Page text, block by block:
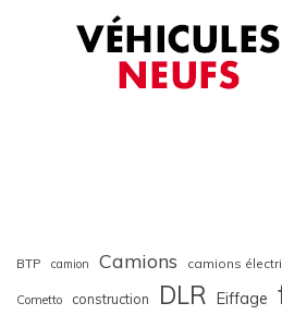
BTP camion Camions camions
Cometto construction DLR Eiffage